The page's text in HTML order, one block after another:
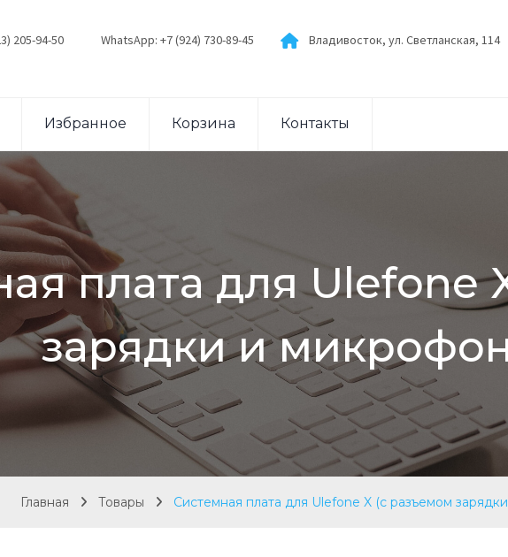
205-94-50 WhatsApp: +7 (924) 730-89-45 Владивосток, ул. Светланская, 114
Избранное Корзина Контакты
плата для Ulefone
зарядки и
Главная Товары Системная плата для Ulefone X (с разъемом